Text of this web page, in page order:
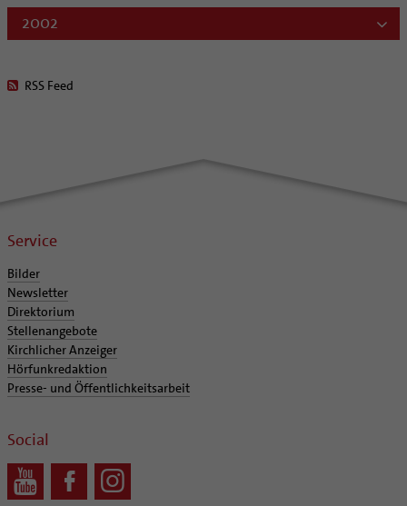
2002
RSS Feed
Service
Bilder
Newsletter
Direktorium
Stellenangebote
Kirchlicher Anzeiger
Hörfunkredaktion
Presse- und Öffentlichkeitsarbeit
Social